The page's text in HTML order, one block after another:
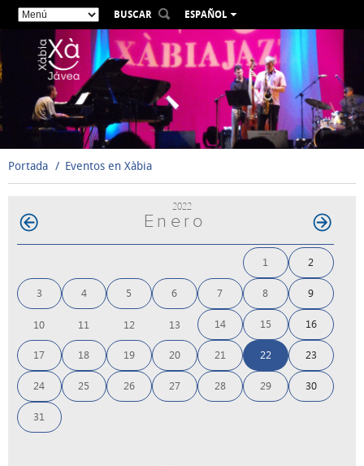
BUSCAR
ESPAÑOL
VALENCIÀ
ENGLISH
DEUTSCH
РУССКИЙ
Portada Eventos en Xàbia
2022
Enero
1 2
3 4 5 6 7 8 9
10 11 12 13 14 15 16
17 18 19 20 21 22 23
24 25 26 27 28 29 30
31